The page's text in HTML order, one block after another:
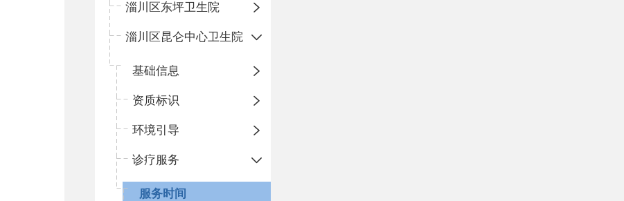
淄川区东坪卫生院
淄川区昆仑中心卫生院
基础信息
资质标识
环境引导
诊疗服务
服务时间